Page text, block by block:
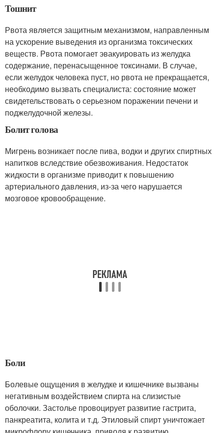
Тошнит
Рвота является защитным механизмом, направленным
на ускорение выведения из организма токсических
веществ. Рвота помогает эвакуировать из желудка
содержание, перенасыщенное токсинами. В случае,
если желудок человека пуст, но рвота не прекращается,
необходимо вызвать специалиста: состояние может
свидетельствовать о серьезном поражении печени и
поджелудочной железы.
Болит голова
Мигрень возникает после пива, водки и других спиртных
напитков вследствие обезвоживания. Недостаток
жидкости в организме приводит к повышению
артериального давления, из-за чего нарушается
мозговое кровообращение.
Боли
Болевые ощущения в желудке и кишечнике вызваны
негативным воздействием спирта на слизистые
оболочки. Застолье провоцирует развитие гастрита,
панкреатита, колита и т.д. Этиловый спирт уничтожает